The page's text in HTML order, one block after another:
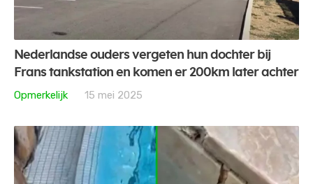
Nederlandse ouders vergeten hun dochter bij
Frans tankstation en komen er 200km later achter
Opmerkelijk
15 mei 2025